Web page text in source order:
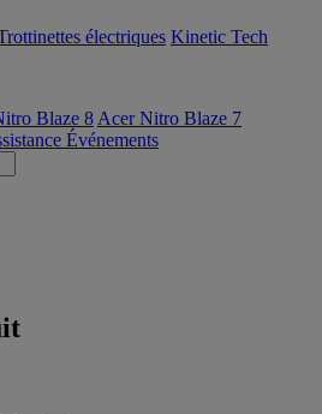
électriques Kinetic Tech
Blaze 8 Acer Nitro Blaze 7
Événements